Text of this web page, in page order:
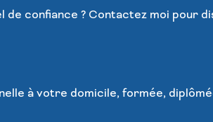
confiance ? Contactez moi pour
à votre domicile, formée,